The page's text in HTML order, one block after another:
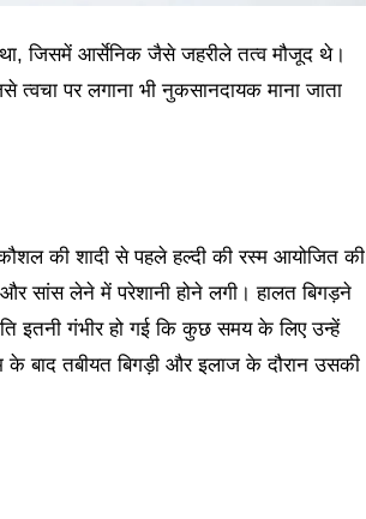
जिसमें आर्सेनिक जैसे जहरीले तत्व मौजूद थे।
त्वचा पर लगाना भी नुकसानदायक माना जाता
की शादी से पहले हल्दी की रस्म आयोजित की
सांस लेने में परेशानी होने लगी। हालत बिगड़ने
इतनी गंभीर हो गई कि कुछ समय के लिए उन्हें
के बाद तबीयत बिगड़ी और इलाज के दौरान उसकी